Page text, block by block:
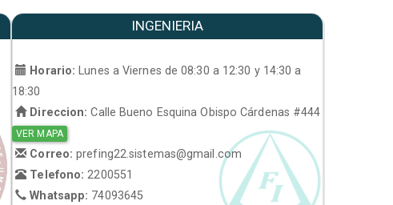
INGENIERIA
Horario:
Lunes a Viernes de 08:30 a 12:30 y 14:30 a
18:30
Direccion: Calle Bueno Esquina Obispo Cárdenas #444
VER MAPA
Correo:prefing22.sistemas@gmail.com
Telefono: 2200551
Whatsapp: 74093645